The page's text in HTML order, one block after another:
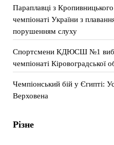
Параплавці з
чемпіонаті України з
порушенням слуху
Спортсмени КДЮСШ №1
чемпіонаті Кіровоградської
Чемпіонський бій у Єгипті:
Верховена
Різне